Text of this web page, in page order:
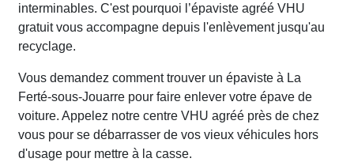
interminables. C'est pourquoi l’épaviste agréé VHU
gratuit vous accompagne depuis l'enlèvement jusqu'au
recyclage.
Vous demandez comment trouver un épaviste à La
Ferté-sous-Jouarre pour faire enlever votre épave de
voiture. Appelez notre centre VHU agréé près de chez
vous pour se débarrasser de vos vieux véhicules hors
d'usage pour mettre à la casse.